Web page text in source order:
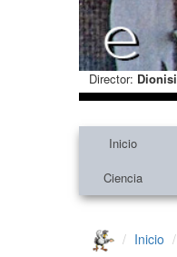
Director:
Inicio
Ciencia
Inicio